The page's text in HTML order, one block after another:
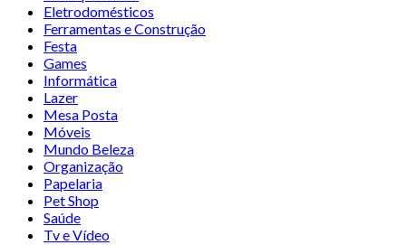
Eletrodomésticos
Ferramentas e Construção
Festa
Games
Informática
Lazer
Mesa Posta
Móveis
Mundo Beleza
Organização
Papelaria
Pet Shop
Saúde
Tv e Vídeo